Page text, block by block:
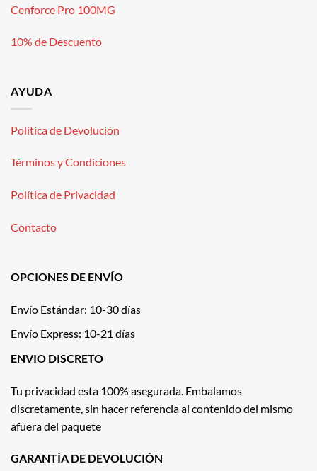
Cenforce Pro 100MG
10% de Descuento
AYUDA
Política de Devolución
Términos y Condiciones
Política de Privacidad
Contacto
OPCIONES DE ENVÍO
Envío Estándar: 10-30 días
Envío Express: 10-21 días
ENVIO DISCRETO
Tu privacidad esta 100% asegurada. Embalamos
discretamente, sin hacer referencia al contenido del mismo
afuera del paquete
GARANTÍA DE DEVOLUCIÓN